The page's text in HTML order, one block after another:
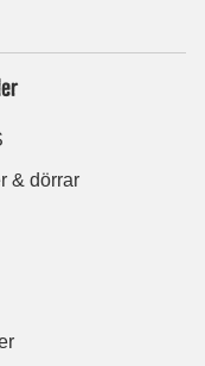
& dörrar